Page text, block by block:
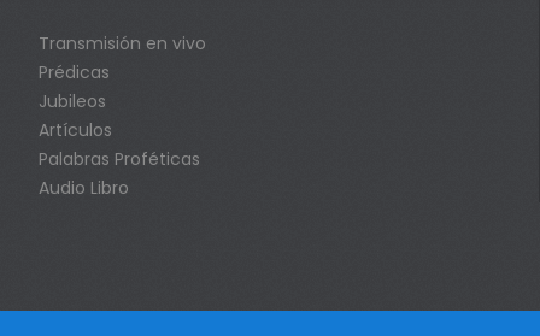
Transmisión en vivo
Prédicas
Jubileos
Artículos
Palabras Proféticas
Audio Libro